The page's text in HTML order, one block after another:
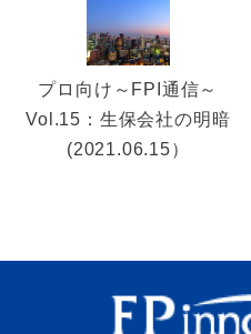
プロ向け～FPI通信～
Vol.15：生保会社の明暗
(2021.06.15）